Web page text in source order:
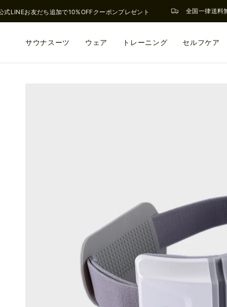
LINEお友だち追加で10%OFFクーポンプレゼント 全国一律送料
サウナスーツ ウェア トレーニング セルフケア